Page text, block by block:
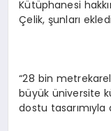
Kütüphanesi
Çelik, şunları
“28 bin
büyük üniversite
dostu